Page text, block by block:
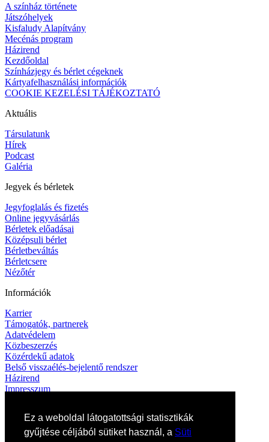
Ez a weboldal látogatottsági statisztikák
gyűjtése céljából sütiket használ, a Süti
A színház története
Játszóhelyek
Kisfaludy Alapítvány
Mecénás program
Házirend
Kezdőoldal
Színházjegy és bérlet cégeknek
Kártyafelhasználási információk
COOKIE KEZELÉSI TÁJÉKOZTATÓ
Aktuális
Társulatunk
Hírek
Podcast
Galéria
Jegyek és bérletek
Jegyfoglalás és fizetés
Online jegyvásárlás
Bérletek előadásai
Középsuli bérlet
Bérletbeváltás
Bérletcsere
Nézőtér
Információk
Karrier
Támogatók, partnerek
Adatvédelem
Közbeszerzés
Közérdekű adatok
Belső visszaélés-bejelentő rendszer
Házirend
Impresszum
Elérhetőségek